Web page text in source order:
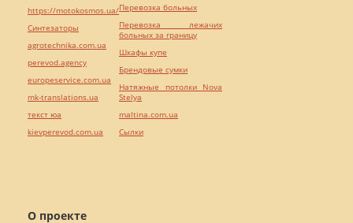
О проекте
https://motokosmos.ua/
Синтезаторы
agrotechnika.com.ua
perevod.agency
europeservice.com.ua
mk-translations.ua
текст юа
kievperevod.com.ua
Перевозка больных
Перевозка лежачих
больных за границу
Шкафы купе
Брендовые сумки
Натяжные потолки Nova
Stelya
maltina.com.ua
Cылки